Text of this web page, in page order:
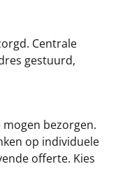
Centrale
gestuurd,
bezorgen.
op individuele
offerte. Kies